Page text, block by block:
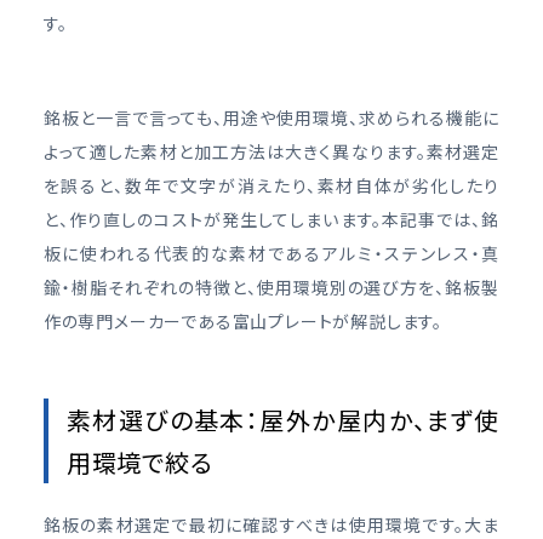
す。
銘板と一言で言っても、用途や使用環境、求められる機能に
よって適した素材と加工方法は大きく異なります。素材選定
を誤ると、数年で文字が消えたり、素材自体が劣化したり
と、作り直しのコストが発生してしまいます。本記事では、銘
板に使われる代表的な素材であるアルミ・ステンレス・真
鍮・樹脂それぞれの特徴と、使用環境別の選び方を、銘板製
作の専門メーカーである富山プレートが解説します。
素材選びの基本：屋外か屋内か、まず使
用環境で絞る
銘板の素材選定で最初に確認すべきは使用環境です。大ま